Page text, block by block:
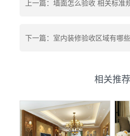
上一篇：墙面怎么验收 相关标准
下一篇：室内装修验收区域有哪
相关推荐